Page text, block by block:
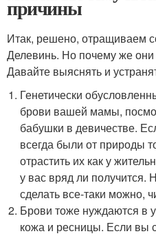
причины
Итак, решено, отращиваем
Делевинь. Но почему же они
Давайте выяснять и
Генетически
брови вашей мамы,
бабушки в девичестве.
всегда были от природы
отрастить их как у
у вас вряд ли получится.
сделать все-таки можно,
Брови тоже нуждаются в
кожа и ресницы. Если вы